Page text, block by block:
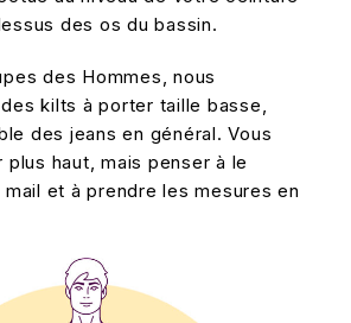
des os du bassin.
des Hommes, nous
kilts à porter taille basse,
des jeans en général. Vous
haut, mais penser à le
et à prendre les mesures en